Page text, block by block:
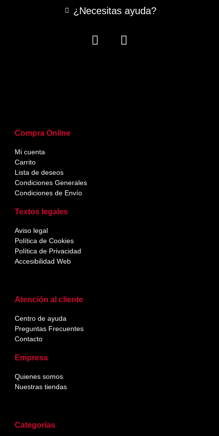
Categorías
Atención al cliente
Centro de ayuda
Preguntas Frecuentes
Contacto
Empresa
Quienes somos
Nuestras tiendas
Compra Online
Mi cuenta
Carrito
Lista de deseos
Condiciones Generales
Condiciones de Envío
Textos legales
Aviso legal
Política de Cookies
Política de Privacidad
Accesibilidad Web
¿Necesitas ayuda?